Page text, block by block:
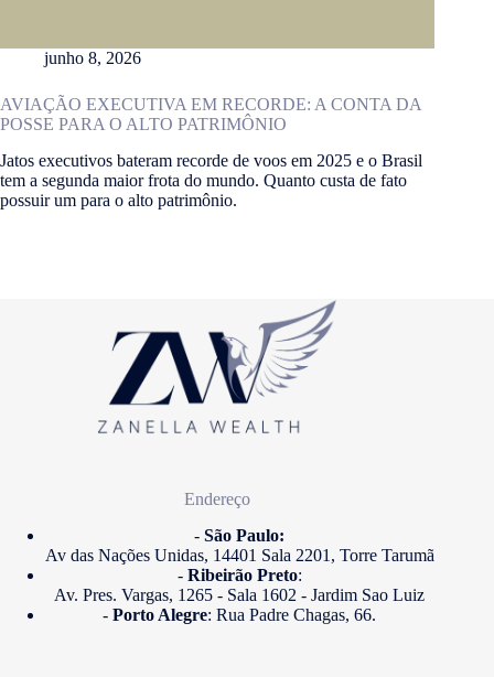
junho 8, 2026
AVIAÇÃO EXECUTIVA EM RECORDE: A CONTA DA
POSSE PARA O ALTO PATRIMÔNIO
Jatos executivos bateram recorde de voos em 2025 e o Brasil
tem a segunda maior frota do mundo. Quanto custa de fato
possuir um para o alto patrimônio.
Endereço
- São Paulo:
Av das Nações Unidas, 14401 Sala 2201, Torre Tarumã
-Ribeirão Preto:
Av. Pres. Vargas, 1265 - Sala 1602 - Jardim Sao Luiz
-Porto Alegre: Rua Padre Chagas, 66.